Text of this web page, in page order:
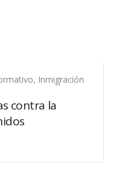
, Inmigración
contra la